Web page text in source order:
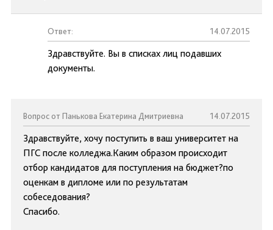
Ответ: 14.07.2015
Здравствуйте. Вы в списках лиц подавших
документы.
Вопрос от Панькова Екатерина Дмитриевна 14.07.2015
Здравствуйте, хочу поступить в ваш университет на
ПГС после колледжа.Каким образом происходит
отбор кандидатов для поступления на бюджет?по
оценкам в дипломе или по результатам
собеседования?
Спасибо.